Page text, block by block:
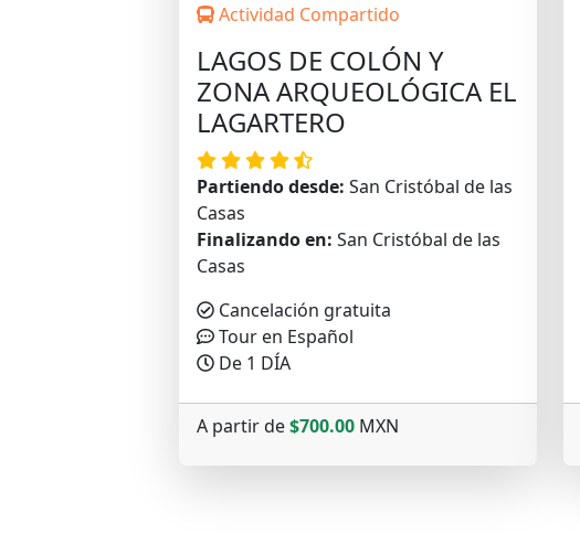
Actividad Compartido
LAGOS DE COLÓN Y
ZONA ARQUEOLÓGICA EL
LAGARTERO
Partiendo desde: San Cristóbal de las
Casas
Finalizando en: San Cristóbal de las
Casas
Cancelación gratuita
Tour en Español
De 1 DÍA
A partir de$700.00 MXN